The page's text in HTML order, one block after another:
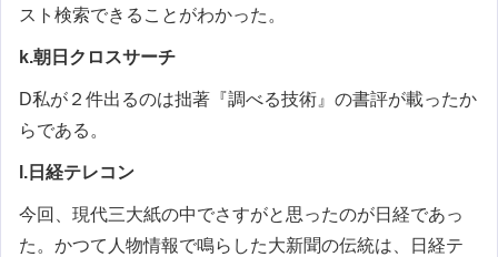
スト検索できることがわかった。
k.朝日クロスサーチ
D私が２件出るのは拙著『調べる技術』の書評が載ったか
らである。
l.日経テレコン
今回、現代三大紙の中でさすがと思ったのが日経であっ
た。かつて人物情報で鳴らした大新聞の伝統は、日経テ